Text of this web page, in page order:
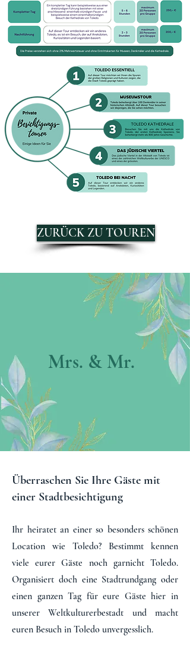
ZURÜCK ZU TOUREN
Mrs. & Mr.
Überraschen Sie Ihre Gäste mit
einer Stadtbesichtigung
Ihr heiratet an einer so besonders schönen
Location wie Toledo? Bestimmt kennen
viele eurer Gäste noch garnicht Toledo.
Organisiert doch eine Stadtrundgang oder
einen ganzen Tag für eure Gäste hier in
unserer Weltkulturerbestadt und macht
euren Besuch in Toledo unvergesslich.